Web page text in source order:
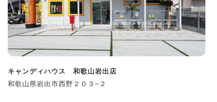
キャンディハウス 和歌山岩出店
和歌山県岩出市西野２０３−２